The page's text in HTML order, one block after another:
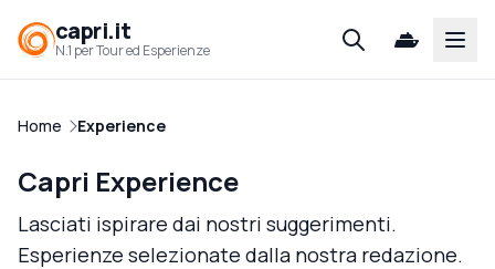
capri.it
N.1 per Tour ed Esperienze
Home Experience
Capri Experience
Lasciati ispirare dai nostri suggerimenti.
Esperienze selezionate dalla nostra redazione.